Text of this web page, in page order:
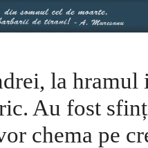
la hramul
Au fost
chema pe